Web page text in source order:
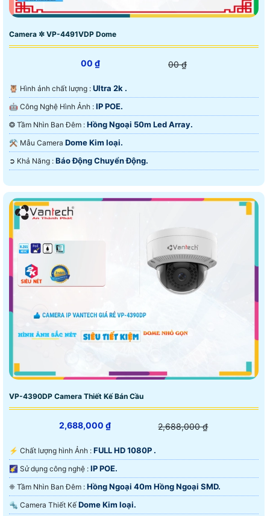
Camera ✲ VP-4491VDP Dome
00 ₫ 00 ₫
🦉 Hình ảnh chất lượng : Ultra 2k .
🤖️ Công Nghệ Hình Ảnh : IP POE.
❂ Tầm Nhìn Ban Đêm : Hồng Ngoại 50m Led Array.
⚒ Mẫu Camera Dome Kim loại.
️➲ Khả Năng : Báo Động Chuyển Động.
VP-4390DP Camera Thiết Kế Bán Cầu
2,688,000 ₫ 2,688,000 ₫
️⚡ Chất lượng hình Ảnh : FULL HD 1080P .
🌠 Sử dụng công nghệ : IP POE.
❈ Tầm Nhìn Ban Đêm : Hồng Ngoại 40m Hồng Ngoại SMD.
🔩 Camera Thiết Kế Dome Kim loại.